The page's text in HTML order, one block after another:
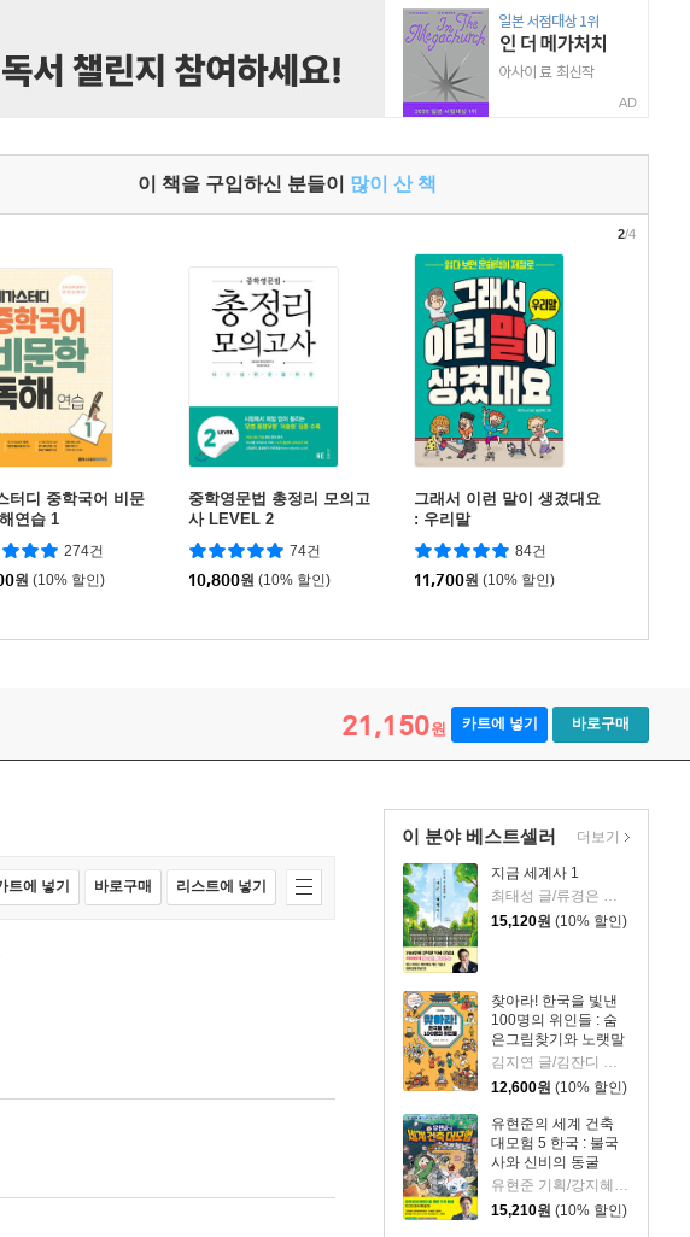
AD
이 책을 구입하신 분들이 많이 산 책
터디 중학국어 비문
연습 1
274건
원 (10% 할인)
중학영문법 총정리 모의고
사 LEVEL 2
74건
10,800원 (10% 할인)
그래서 이런 말이 생겼대요
: 우리말
84건
11,700원 (10% 할인)
2/4
21,150원 카트에 넣기 바로구매
이 분야 베스트셀러
지금 세계사 1
최태성 글/류경은 그림
15,120원 (10% 할인)
찾아라! 한국을 빛낸
100명의 위인들 : 숨
은그림찾기와 노랫말
로 만나는 한국사 이
야기
김지연 글/김잔디 그림
12,600원 (10% 할인)
유현준의 세계 건축
대모험 5 한국 : 불국
사와 신비의 동굴
유현준 기획/강지혜 글/불곰 그림
15,210원 (10% 할인)
더보기
트에 넣기 바로구매 리스트에 넣기